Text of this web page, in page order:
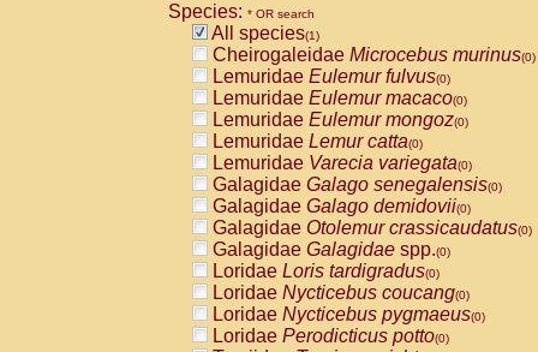
CebidaeCebus capucinus
CebidaeCebus nigrivittatus
CebidaeCebus spp.(0)
CebidaeSaimiri boliviensis(0)
CebidaeSaimiri sciureus(0)
AtelidaeAlouatta caraya(0)
AtelidaeAlouatta fusca(0)
AtelidaeAlouatta seniculus(0)
AtelidaeAlouattaspp.(0)
AtelidaeAteles belzebuth(0)
AtelidaeAteles geoffroyi(0)
AtelidaeAteles paniscus(0)
AtelidaeAtelesspp.(0)
AtelidaeLagothrix lagothricha(0)
AtelidaeLagothrix lagothricha cana
PitheciidaeCacajao calvus
Species: * OR search
All species(1)
Cheirogaleidae Microcebus murinus(0)
Lemuridae Eulemur fulvus(0)
Lemuridae Eulemur macaco(0)
Lemuridae Eulemur mongoz(0)
Lemuridae Lemur catta(0)
Lemuridae Varecia variegata(0)
Galagidae Galago senegalensis(0)
Galagidae Galago demidovii(0)
Galagidae Otolemur crassicaudatus(0)
Galagidae Galagidae spp.(0)
Loridae Loris tardigradus(0)
Loridae Nycticebus coucang(0)
Loridae Nycticebus pygmaeus(0)
Loridae Perodicticus potto(0)